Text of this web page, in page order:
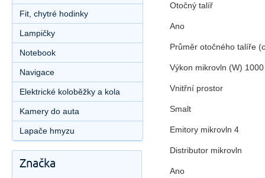
Otočný talíř
Ano
Průměr otočného talíře
Výkon mikrovln (W)
Vnitřní prostor
Smalt
Emitory mikrovln 4
Distributor mikrovln
Ano
Fit, chytré hodinky
Lampičky
Notebook
Navigace
Elektrické koloběžky a kola
Kamery do auta
Lapače hmyzu
Značka